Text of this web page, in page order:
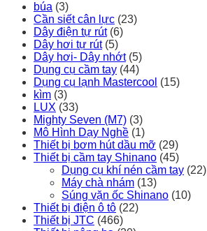
búa (3)
Cần siết cân lực (23)
Dây điện tự rút (6)
Dây hơi tự rút (5)
Dây hơi- Dây nhớt (5)
Dụng cụ cầm tay (44)
Dụng cụ lạnh Mastercool (15)
kìm (3)
LUX (33)
Mighty Seven (M7) (3)
Mô Hình Dạy Nghề (1)
Thiết bị bơm hút dầu mỡ (29)
Thiết bị cầm tay Shinano (45)
Dụng cụ khí nén cầm tay (22)
Máy chà nhám (13)
Súng vặn ốc Shinano (10)
Thiết bị điện ô tô (22)
Thiết bị JTC (466)